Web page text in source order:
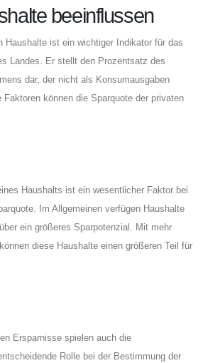
beeinflussen
Haushalte ist ein wichtiger Indikator für das
Landes. Er stellt den Prozentsatz des
dar, der nicht als Konsumausgaben
Faktoren können die Sparquote der privaten
Haushalts ist ein wesentlicher Faktor bei
Im Allgemeinen verfügen Haushalte
ein größeres Sparpotenzial. Mit mehr
diese Haushalte einen größeren Teil für
Ersparnisse spielen auch die
Rolle bei der Bestimmung der